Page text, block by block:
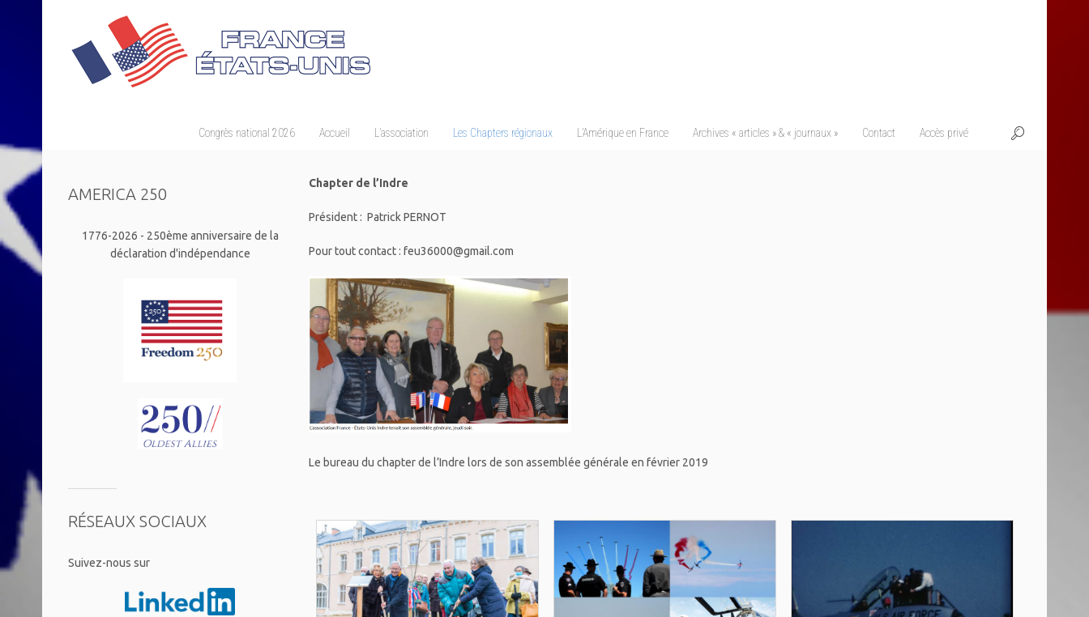
Congrès national 2026 Accueil L’association Les Chapters régionaux L’Amérique en France Archives « articles » & « journaux » Contact Accès privé
Chapter de l’Indre
Président : Patrick PERNOT
Pour tout contact : feu36000@gmail.com
Le bureau du chapter de l’Indre lors de son assemblée générale en février 2019
AMERICA 250
1776-2026 - 250ème anniversaire de la
déclaration d'indépendance
RÉSEAUX SOCIAUX
​Suivez-nous sur